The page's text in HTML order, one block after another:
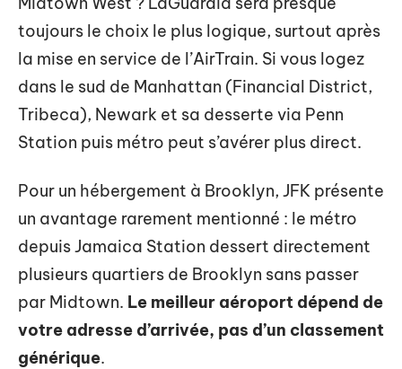
toujours le choix le plus logique, surtout après
la mise en service de l’AirTrain. Si vous logez
dans le sud de Manhattan (Financial District,
Tribeca), Newark et sa desserte via Penn
Station puis métro peut s’avérer plus direct.
Pour un hébergement à Brooklyn, JFK présente
un avantage rarement mentionné : le métro
depuis Jamaica Station dessert directement
plusieurs quartiers de Brooklyn sans passer
par Midtown. Le meilleur aéroport dépend de
votre adresse d’arrivée, pas d’un classement
générique.